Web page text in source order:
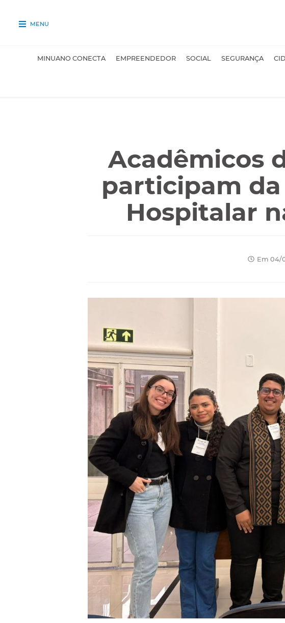
MENU
MINUANO CONECTA EMPREENDEDOR SOCIAL SEGURANÇA
Acadêmicos
participam da
Hospitalar
Em 04/